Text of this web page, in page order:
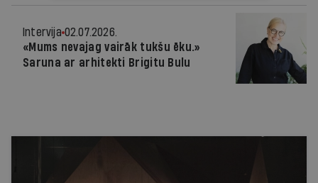
Intervija 02.07.2026.
«Mums nevajag vairāk tukšu ēku.»
Saruna ar arhitekti Brigitu Bulu